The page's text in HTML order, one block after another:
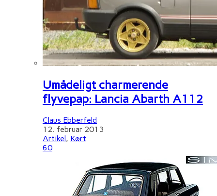
Umådeligt charmerende
flyvepap: Lancia Abarth A112
Claus Ebberfeld
12. februar 2013
Artikel, Kørt
60